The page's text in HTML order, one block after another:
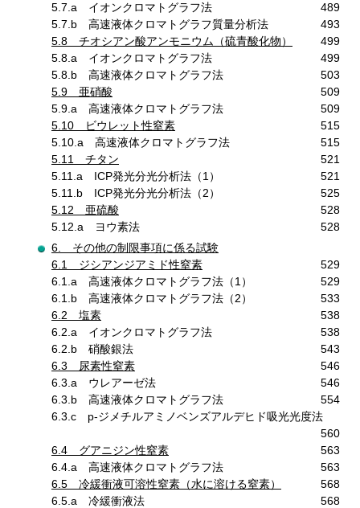
5.7.a イオンクロマトグラフ法
489
5.7.b 高速液体クロマトグラフ質量分析法
493
5.8 チオシアン酸アンモニウム（硫青酸化物）
499
5.8.a イオンクロマトグラフ法
499
5.8.b 高速液体クロマトグラフ法
503
5.9 亜硝酸
509
5.9.a 高速液体クロマトグラフ法
509
5.10 ビウレット性窒素
515
5.10.a 高速液体クロマトグラフ法
515
5.11 チタン
521
5.11.a ICP発光分光分析法（1）
521
5.11.b ICP発光分光分析法（2）
525
5.12 亜硫酸
528
5.12.a ヨウ素法
528
6. その他の制限事項に係る試験
6.1 ジシアンジアミド性窒素
529
6.1.a 高速液体クロマトグラフ法（1）
529
6.1.b 高速液体クロマトグラフ法（2）
533
6.2 塩素
538
6.2.a イオンクロマトグラフ法
538
6.2.b 硝酸銀法
543
6.3 尿素性窒素
546
6.3.a ウレアーゼ法
546
6.3.b 高速液体クロマトグラフ法
554
6.3.c p-ジメチルアミノベンズアルデヒド吸光光度法
560
6.4 グアニジン性窒素
563
6.4.a 高速液体クロマトグラフ法
563
6.5 冷緩衝液可溶性窒素（水に溶ける窒素）
568
6.5.a 冷緩衝液法
568